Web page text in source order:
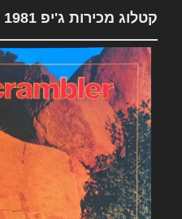
קטלוג מכירות ג'יפ 1981